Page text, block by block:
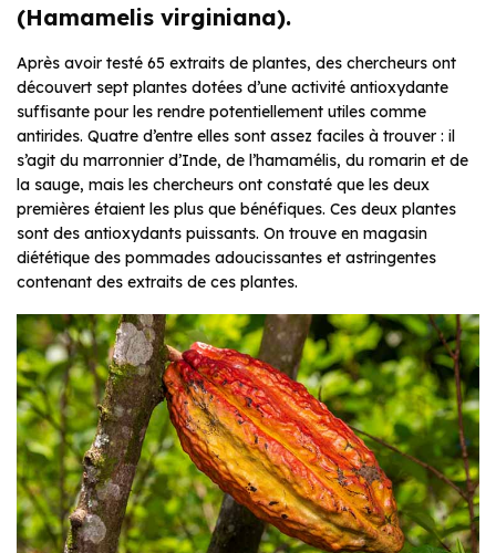
(Hamamelis virginiana).
Après avoir testé 65 extraits de plantes, des chercheurs ont
découvert sept plantes dotées d’une activité antioxydante
suffisante pour les rendre potentiellement utiles comme
antirides. Quatre d’entre elles sont assez faciles à trouver : il
s’agit du marronnier d’Inde, de l’hamamélis, du romarin et de
la sauge, mais les chercheurs ont constaté que les deux
premières étaient les plus que bénéfiques. Ces deux plantes
sont des antioxydants puissants. On trouve en magasin
diététique des pommades adoucissantes et astringentes
contenant des extraits de ces plantes.